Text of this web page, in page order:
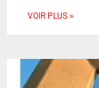
VOIR PLUS »